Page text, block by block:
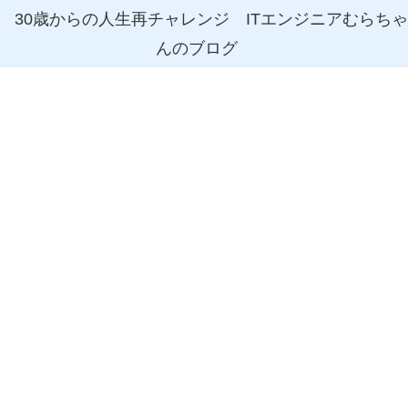
30歳からの人生再チャレンジ ITエンジニアむらちゃ
んのブログ